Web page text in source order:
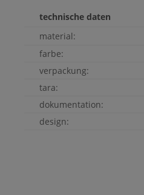
technische daten
material:
farbe:
verpackung:
tara:
dokumentation:
design: